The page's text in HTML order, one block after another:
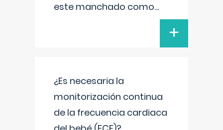
este manchado como...
+
¿Es necesaria la
monitorización continua
de la frecuencia cardiaca